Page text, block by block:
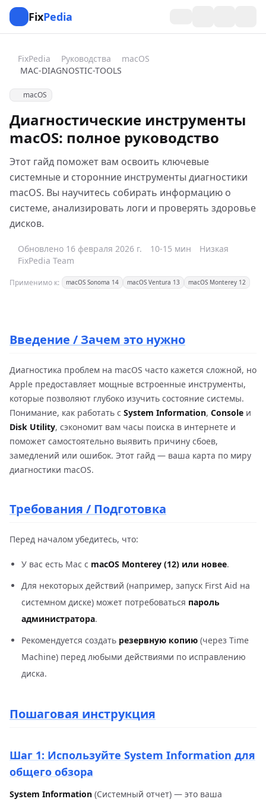
FixPedia
FixPedia Руководства
macOS
MAC-DIAGNOSTIC-TOOLS
macOS
Диагностические инструменты
macOS: полное руководство
Этот гайд поможет вам освоить ключевые
системные и сторонние инструменты диагностики
macOS. Вы научитесь собирать информацию о
системе, анализировать логи и проверять здоровье
дисков.
Обновлено 16 февраля 2026 г. 10-15 мин
Низкая
FixPedia Team
Применимо к: macOS Sonoma 14 macOS Ventura 13 macOS Monterey 12
Введение / Зачем это нужно
Диагностика проблем на macOS часто кажется сложной, но
Apple предоставляет мощные встроенные инструменты,
которые позволяют глубоко изучить состояние системы.
Понимание, как работать с System Information, Console и
Disk Utility, сэкономит вам часы поиска в интернете и
поможет самостоятельно выявить причину сбоев,
замедлений или ошибок. Этот гайд — ваша карта по миру
диагностики macOS.
Требования / Подготовка
Перед началом убедитесь, что:
У вас есть Mac с macOS Monterey (12) или новее.
Для некоторых действий (например, запуск First Aid на
системном диске) может потребоваться пароль
администратора.
Рекомендуется создать резервную копию (через Time
Machine) перед любыми действиями по исправлению
диска.
Пошаговая инструкция
Шаг 1: Используйте System Information для
общего обзора
System Information (Системный отчет) — это ваша